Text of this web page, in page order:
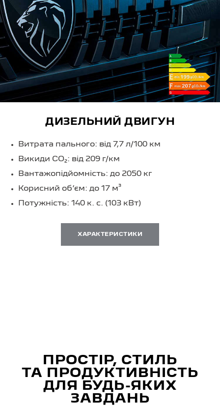
ДИЗЕЛЬНИЙ ДВИГУН
Витрата пального: від 7,7 л/100 км
Викиди CO₂: від 209 г/км
Вантажопідйомність: до 2050 кг
Корисний об’єм: до 17 м³
Потужність: 140 к. с. (103 кВт)
ХАРАКТЕРИСТИКИ
ПРОСТІР, СТИЛЬ
ТА ПРОДУКТИВНІСТЬ
ДЛЯ БУДЬ-ЯКИХ
ЗАВДАНЬ